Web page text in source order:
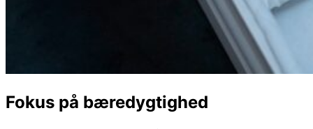
Fokus på bæredygtighed